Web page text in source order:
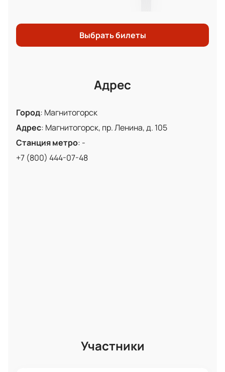
Выбрать билеты
Адрес
Город: Магнитогорск
Адрес: Магнитогорск, пр. Ленина, д. 105
Станция метро: -
+7 (800) 444-07-48
Участники